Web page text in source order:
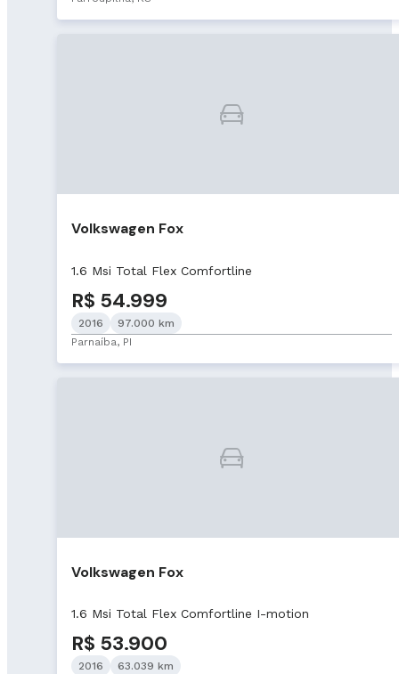
Volkswagen Fox
1.6 Msi Total Flex Comfortline
R$ 54.999
2016
97.000 km
Parnaíba, PI
Volkswagen Fox
1.6 Msi Total Flex Comfortline I-motion
R$ 53.900
2016
63.039 km